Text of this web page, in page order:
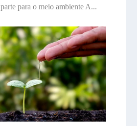
para o meio ambiente A...